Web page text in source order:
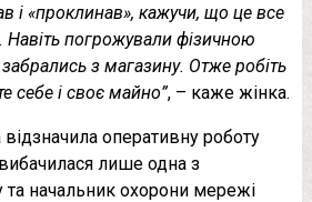
і «проклинав», кажучи, що це все
Навіть погрожували фізичною
з магазину. Отже робіть
себе і своє майно”, – каже жінка.
оперативну роботу
лише одна з
та начальник охорони мережі